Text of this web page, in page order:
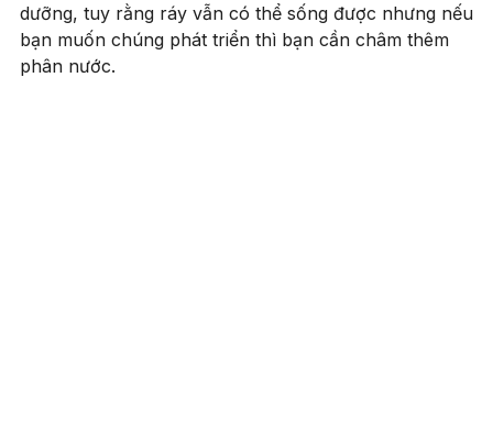
dưỡng, tuy rằng ráy vẫn có thể sống được nhưng nếu
bạn muốn chúng phát triển thì bạn cần châm thêm
phân nước.